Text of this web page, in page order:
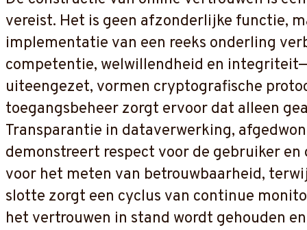
vereist. Het is geen afzonderlijke functie,
implementatie van een reeks onderling
competentie, welwillendheid en
uiteengezet, vormen cryptografische
toegangsbeheer zorgt ervoor dat alleen
Transparantie in dataverwerking,
demonstreert respect voor de gebruiker
voor het meten van betrouwbaarheid,
slotte zorgt een cyclus van continue
het vertrouwen in stand wordt gehouden